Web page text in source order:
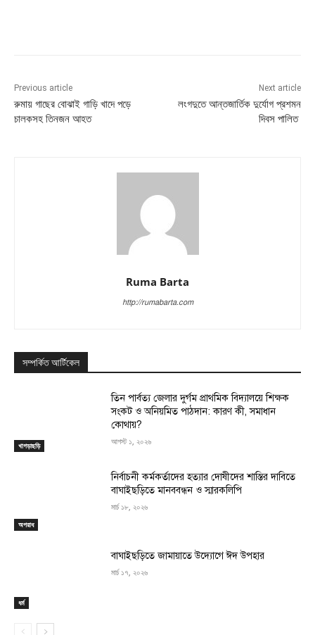
Previous article
রুমায় গাছের বোঝাই গাড়ি খাদে পড়ে
চালকসহ তিনজন আহত
Next article
লংগদুতে আন্তজার্তিক দুর্যোগ প্রশমন
দিবস পালিত
Ruma Barta
http://rumabarta.com
সম্পর্কিত আর্টিকেল
খাগড়াছড়ি
তিন পার্বত্য জেলার দুর্গম প্রাথমিক বিদ্যালয়ে শিক্ষক
সংকট ও অনিয়মিত পাঠদান: কারণ কী, সমাধান
কোথায়?
আগস্ট ১, ২০২৬
অপরাধ
নির্বাচনী কর্মকর্তাদের হত্যার দোষীদের শাস্তির দাবিতে
বাঘাইছড়িতে মানববন্ধন ও স্মারকলিপি
মার্চ ১৮, ২০২৬
ধর্ম
বাঘাইছড়িতে জামায়াতে উদ্যোগে ঈদ উপহার
মার্চ ১৭, ২০২৬